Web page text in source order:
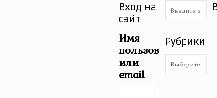
Вход на
сайт
Имя
пользователя
или
email
Рубрики
Рубрики